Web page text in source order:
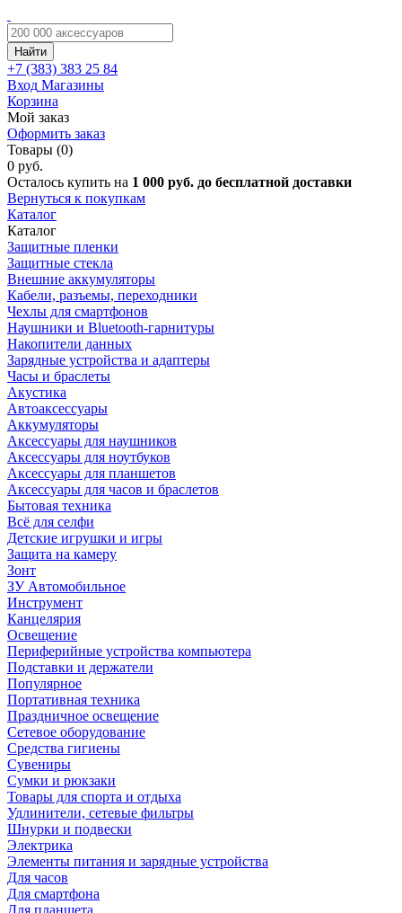
Найти
+7 (383) 383 25 84
Вход Магазины
Корзина
Мой заказ
Оформить заказ
Товары (0)
0 руб.
Осталось купить на 1 000 руб. до бесплатной доставки
Вернуться к покупкам
Каталог
Каталог
Защитные пленки
Защитные стекла
Внешние аккумуляторы
Кабели, разъемы, переходники
Чехлы для смартфонов
Наушники и Bluetooth-гарнитуры
Накопители данных
Зарядные устройства и адаптеры
Часы и браслеты
Акустика
Автоаксессуары
Аккумуляторы
Аксессуары для наушников
Аксессуары для ноутбуков
Аксессуары для планшетов
Аксессуары для часов и браслетов
Бытовая техника
Всё для селфи
Детские игрушки и игры
Защита на камеру
Зонт
ЗУ Автомобильное
Инструмент
Канцелярия
Освещение
Периферийные устройства компьютера
Подставки и держатели
Популярное
Портативная техника
Праздничное освещение
Сетевое оборудование
Средства гигиены
Сувениры
Сумки и рюкзаки
Товары для спорта и отдыха
Удлинители, сетевые фильтры
Шнурки и подвески
Электрика
Элементы питания и зарядные устройства
Для часов
Для смартфона
Для планшета